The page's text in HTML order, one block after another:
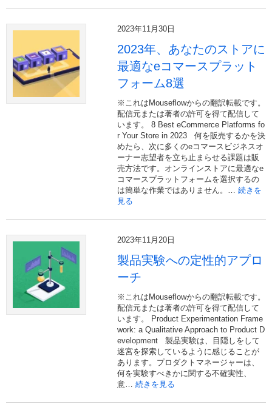
2023年11月30日
2023年、あなたのストアに
最適なeコマースプラット
フォーム8選
※これはMouseflowからの翻訳転載です。
配信元または著者の許可を得て配信して
います。 8 Best eCommerce Platforms fo
r Your Store in 2023 何を販売するかを決
めたら、次に多くのeコマースビジネスオ
ーナー志望者を立ち止まらせる課題は販
売方法です。オンラインストアに最適なe
コマースプラットフォームを選択するの
は簡単な作業ではありません。… 続きを
見る
2023年11月20日
製品実験への定性的アプロ
ーチ
※これはMouseflowからの翻訳転載です。
配信元または著者の許可を得て配信して
います。 Product Experimentation Frame
work: a Qualitative Approach to Product D
evelopment 製品実験は、目隠しをして
迷宮を探索しているように感じることが
あります。プロダクトマネージャーは、
何を実験すべきかに関する不確実性、
意… 続きを見る